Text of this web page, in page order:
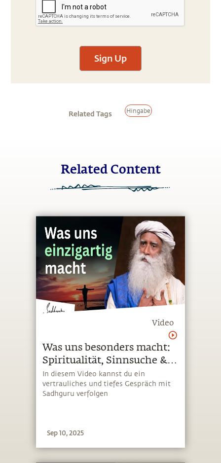
Sign Up
Related Tags Hingabe
Related Content
Video
Was uns besonders macht:
Spiritualität, Sinnsuche &
Yoga im Alltag
In diesem Video kannst du ein
vertrauliches und tiefes Gespräch mit
Sadhguru verfolgen
Sep 10, 2025